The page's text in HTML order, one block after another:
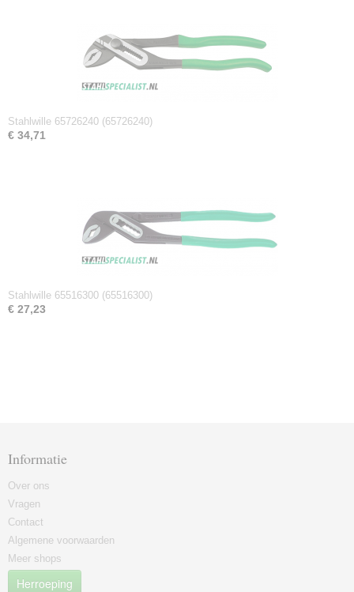
Stahlwille 65726240 (65726240)
€ 34,71
Stahlwille 65516300 (65516300)
€ 27,23
Informatie
Over ons
Vragen
Contact
Algemene voorwaarden
Meer shops
Herroeping